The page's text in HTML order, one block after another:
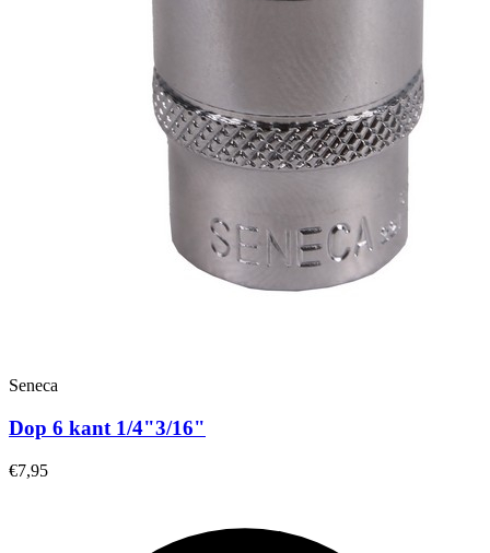
Seneca
Dop 6 kant 1/4"3/16"
€7,95